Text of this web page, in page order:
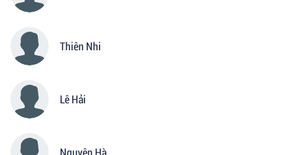
Thiên Nhi
Lê Hải
Nguyên Hà